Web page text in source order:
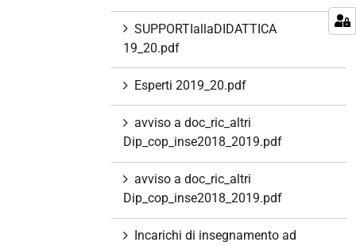
SUPPORTIallaDIDATTICA
19_20.pdf
Esperti 2019_20.pdf
avviso a doc_ric_altri
Dip_cop_inse2018_2019.pdf
avviso a doc_ric_altri
Dip_cop_inse2018_2019.pdf
Incarichi di insegnamento ad